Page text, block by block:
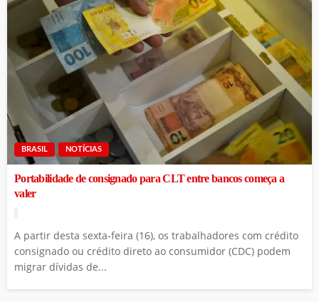
BRASIL NOTÍCIAS
Portabilidade de consignado para CLT entre bancos começa a
valer
A partir desta sexta-feira (16), os trabalhadores com crédito
consignado ou crédito direto ao consumidor (CDC) podem
migrar dívidas de...